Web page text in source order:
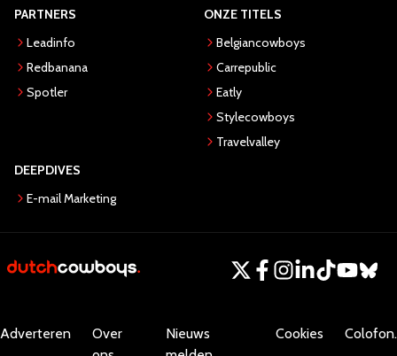
PARTNERS
Leadinfo
Redbanana
Spotler
ONZE TITELS
Belgiancowboys
Carrepublic
Eatly
Stylecowboys
Travelvalley
DEEPDIVES
E-mail Marketing
Adverteren
Over
Nieuws
Cookies Colofon.